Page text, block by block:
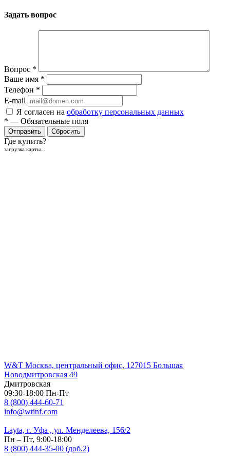
Задать вопрос
Вопрос *
Ваше имя *
Телефон *
E-mail
Я согласен на обработку персональных данных
* — Обязательные поля
Отправить Сбросить
Где купить?
загрузка карты...
W&T Москва, центральный офис, 127015 Большая
Новодмитровская 49
Дмитровская
09:30-18:00 Пн-Пт
8 (800) 444-60-71
info@wtinf.com
Layta, г. Уфа , ул. Менделеева, 156/2
Пн – Пт, 9:00-18:00
8 (800) 444-35-00 (доб.2)